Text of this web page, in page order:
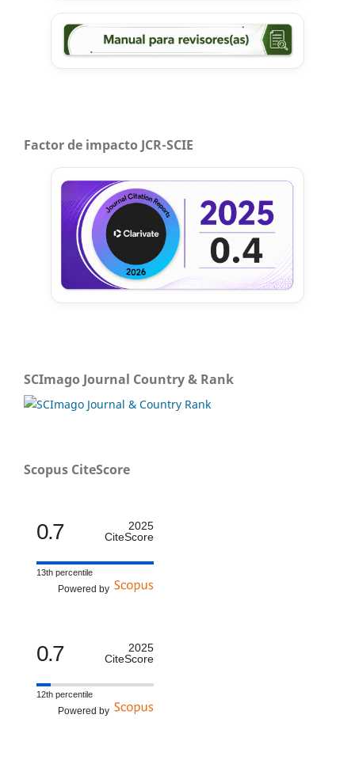
Factor de impacto JCR-SCIE
SCImago Journal Country & Rank
Scopus CiteScore
0.7
2025
CiteScore
13th percentile
Powered by
0.7
2025
CiteScore
12th percentile
Powered by